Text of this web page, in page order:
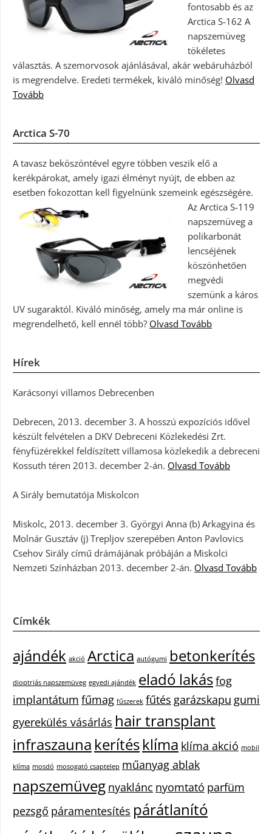
fontosabb és az
Arctica S-162 A
napszemüveg
tökéletes
választás. A szemorvosok ajánlásával, akár webáruházból
is megrendelve. Eredeti termékek, kiváló minőség! Olvasd
Tovább
Arctica S-70
A tavasz beköszöntével egyre többen veszik elő a
kerékpárokat, amely igazi élményt nyújt, de ebben az
esetben fokozottan kell figyelnünk szemeink egészségére.
Az Arctica S-119
napszemüveg a
polikarbonát
lencséjének
köszönhetően
megvédi
szemünk a káros
UV sugaraktól. Kiváló minőség, amely ma már online is
megrendelhető, kell ennél több? Olvasd Tovább
Hírek
Karácsonyi villamos Debrecenben
Debrecen, 2013. december 3. A hosszú expozíciós idővel
készült felvételen a DKV Debreceni Közlekedési Zrt.
fényfüzérekkel feldíszített villamosa közlekedik a debreceni
Kossuth téren 2013. december 2-án. Olvasd Tovább
A Sirály bemutatója Miskolcon
Miskolc, 2013. december 3. Györgyi Anna (b) Arkagyina és
Molnár Gusztáv (j) Trepljov szerepében Anton Pavlovics
Csehov Sirály című drámájának próbáján a Miskolci
Nemzeti Színházban 2013. december 2-án. Olvasd Tovább
Címkék
ajándék akció Arctica autógumi betonkerítés
dioptriás napszemüveg egyedi ajándék eladó lakásfog
implantátum fűmag fűszerek fűtés garázskapu gumi
gyerekülés vásárlás hair transplant
infraszauna kerítésklíma klíma akció mobil
klíma mosdó mosogató csaptelep műanyag ablak
napszemüveg nyaklánc nyomtató parfüm
pezsgő páramentesítés párátlanító